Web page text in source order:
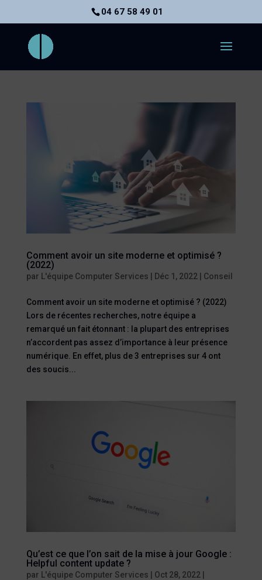
04 67 58 49 01
Comment avoir un site moderne et optimisé ?
(2022)
par L'équipe Computer Services Déc 1, 2022 Conseil
Comment avoir un site moderne et optimisé ? (2022)
Lors de récentes recherches, notre équipe a
remarqué un fait étonnant : la plupart des entreprises
n’accordent pas assez d’importance à leur présence
numérique. En effet, plus de 3 entreprises sur 4 ont
des soucis...
Qu’est ce que l’on sait de la mise à jour Google :
Helpful content update ?
par L'équipe Computer Services Oct 28, 2022